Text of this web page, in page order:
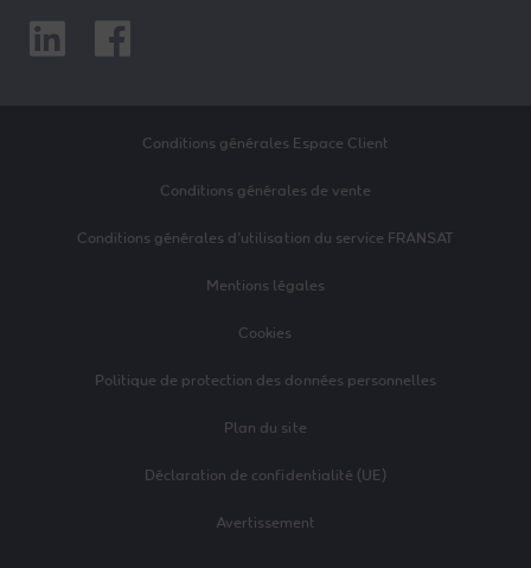
LinkedinFacebook
Conditions générales Espace Client
Conditions générales de vente
Conditions générales d’utilisation du service FRANSAT
Mentions légales
Cookies
Politique de protection des données personnelles
Plan du site
Déclaration de confidentialité (UE)
Avertissement